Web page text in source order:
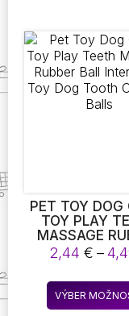
PET TOY DOG
TOY PLAY
MASSAGE
BALL
TOY DOG
CLEANING
2,44 € –
VÝBER